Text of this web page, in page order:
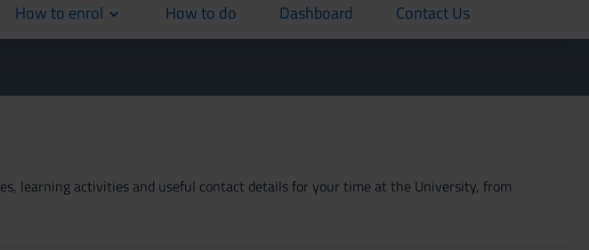
How to enrol How to do
current Dashboard
current Contact Us
current
learning activities and useful contact details for your time at the University, from